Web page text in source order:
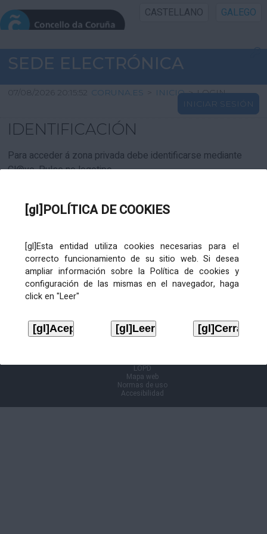
[gl]POLÍTICA DE COOKIES
[gl]Esta entidad utiliza cookies necesarias para el
correcto funcionamiento de su sitio web. Si desea
ampliar información sobre la Política de cookies y
configuración de las mismas en el navegador, haga
click en "Leer"
CASTELLANO GALEGO
INICIO SEDE
INICIO
INFORMACIÓN PÚBLICA
CARTAFOL CIDADÁN
SEDE ELECTRÓNICA
07/08/2026 20:15:52 CORUNA.ES > INICIO > LOGIN
INICIAR SESIÓN
IDENTIFICACIÓN
Para acceder á zona privada debe identificarse mediante
Cl@ve. Pulse no logotipo
LOPD
Mapa web
Normas de uso
Accesibilidad